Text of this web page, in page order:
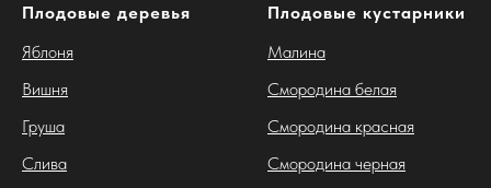
Плодовые деревья
Яблоня
Вишня
Груша
Слива
Плодовые кустарники
Малина
Смородина белая
Смородина красная
Смородина черная